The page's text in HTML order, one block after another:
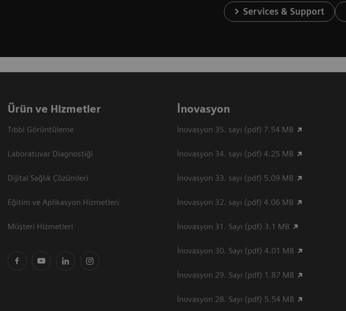
Services & Support
Ürün ve Hizmetler
Tıbbi Görüntüleme
Laboratuvar Diagnostiği
Dijital Sağlık Çözümleri
Eğitim ve Aplikasyon Hizmetleri
Müşteri Hizmetleri
İnovasyon
İnovasyon 35. sayı (pdf) 7.54 MB
İnovasyon 34. sayı (pdf) 4.25 MB
İnovasyon 33. sayı (pdf) 5.09 MB
İnovasyon 32. sayı (pdf) 4.06 MB
İnovasyon 31. Sayı (pdf) 3.1 MB
İnovasyon 30. Sayı (pdf) 4.01 MB
İnovasyon 29. Sayı (pdf) 1.87 MB
İnovasyon 28. Sayı (pdf) 5.54 MB